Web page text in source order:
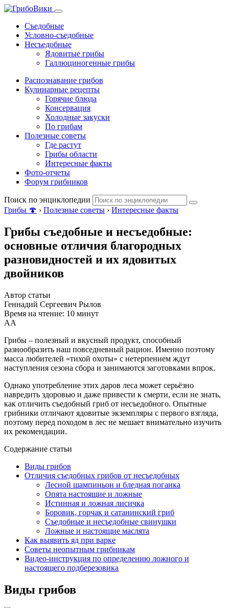
Съедобные
Условно-съедобные
Несъедобные
Ядовитые грибы
Галлюциногенные грибы
Распознавание грибов
Кулинарные рецепты
Горячие блюда
Консервация
Холодные закуски
По грибам
Полезные советы
Где растут
Грибы области
Интересные факты
Фото-отчеты
Форум грибников
Поиск по энциклопедии
Грибы 🍄 › Полезные советы › Интересные факты
Грибы съедобные и несъедобные:
основные отличия благородных
разновидностей и их ядовитых
двойников
Автор статьи
Геннадий Сергеевич Рылов
Время на чтение: 10 минут
АА
Грибы – полезный и вкусный продукт, способный
разнообразить наш повседневный рацион. Именно поэтому
масса любителей «тихой охоты» с нетерпением ждут
наступления сезона сбора и занимаются заготовками впрок.
Однако употребление этих даров леса может серьёзно
навредить здоровью и даже привести к смерти, если не знать,
как отличить съедобный гриб от несъедобного. Опытные
грибники отличают ядовитые экземпляры с первого взгляда,
поэтому перед походом в лес не мешает внимательно изучить
их рекомендации.
Содержание статьи
Виды грибов
Отличия съедобных грибов от несъедобных
Лесной шампиньон и бледная поганка
Опята настоящие и ложные
Истинная и ложная лисичка
Боровик, горчак и сатанинский гриб
Съедобные и несъедобные свинушки
Ложные и настоящие маслята
Как выявить яд при варке
Советы неопытным грибникам
Видео-инструкция по определению ложного и
настоящего подберезовика
Виды грибов